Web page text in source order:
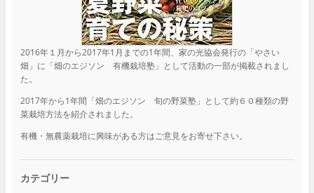
2016年１月から2017年1月までの1年間、家の光協会発行の「やさい
畑」に「畑のエジソン 有機栽培塾」として活動の一部が掲載されまし
た。
2017年から1年間「畑のエジソン 旬の野菜塾」として約６０種類の野
菜栽培方法を紹介されました。
有機・無農薬栽培に興味がある方はご意見をお寄せ下さい。
カテゴリー